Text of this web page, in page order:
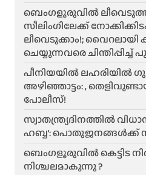
ബെം​ഗളൂരുവിൽ
സീലിംഗിലേക്ക്
ലീവെടുക്കാം!; വൈറലായി
ചെയ്യുന്നവരെ ചിന്തിപ്പിച്ച്
പീനിയയിൽ ലഹരിയിൽ
അഴിഞ്ഞാട്ടം: ,
പോലീസ്!
സ്വാതന്ത്ര്യദിനത്തിൽ
ഹബ്ബ’: പൊതുജനങ്ങൾക്ക്
ബെംഗളൂരുവിൽ കെട്ടിട
നിശ്ചലമാകുന്നു ?